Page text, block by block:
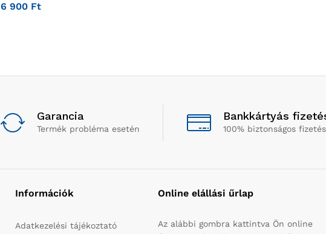
6 900 Ft
Garancia
Termék probléma esetén
Bankkártyás
100% biztonságos fizetés
Információk
Adatkezelési tájékoztató
Online elállási űrlap
Az alábbi gombra kattintva Ön online